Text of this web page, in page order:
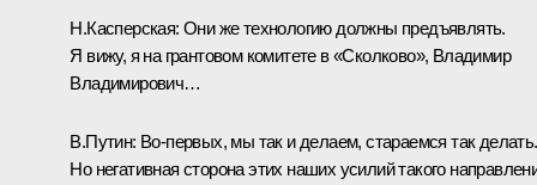
Н.Касперская: Они же технологию должны предъявлять.
Я вижу, я на грантовом комитете в «Сколково», Владимир
Владимирович…
В.Путин: Во‑первых, мы так и делаем, стараемся так делать.
Но негативная сторона этих наших усилий такого